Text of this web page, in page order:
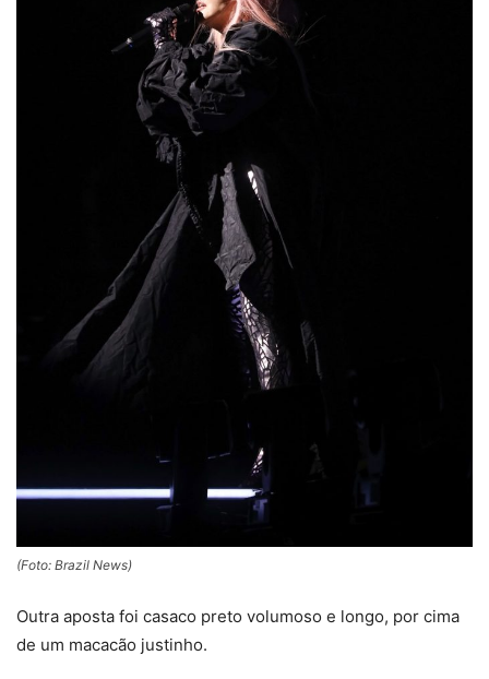
(Foto: Brazil News)
Outra aposta foi casaco preto volumoso e longo, por cima
de um macacão justinho.